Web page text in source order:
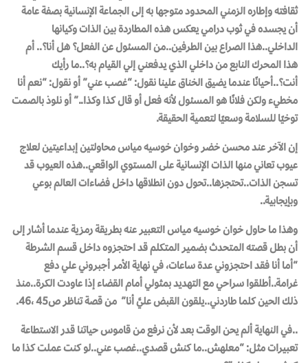
ثقافته وإطاره الزمني المحدود متوجها به إلى الجماعة الإنسانية بصفة عامة
أن يجسده في ثوب درامي يعكس هذه المطاردة بين الذات وكيانها
الداخلي..هذا الصراع بين الطرفين..من المسئول عن الفعل؟ هل أنا؟.. أم
هذا المحرك النابع من داخلي الذي يدفعني إلي القيام به؟..ما رأيك
أنت؟..أحيانًا عندما يضيق الخناق علينا نقول: “غصب عني” أو نقول: “نعم أنا
مخطيء ولكن فلانًا هو المسئول لأنه فعل أو قال كذا وكذا..” أو نلوذ بالصمت
توخيًا للسلامة وسعيًا لتعمية الحقيقة.
إن الآخر عند محسن خضر وخوان خوسيه مياس محاولتين إبداعيتين لعلاج
عيوب تعاني منها الذات الإنسانية على المستوي الواقعي..هذه العيوب قد
تسجن الذات..تحتجزها..تحول دون انطلاقها داخل فضاءات العالم بوعي
وبإيجابية..
وهذا ما حاول خوان خوسيه مياس التعبير عنه بطريقة رمزية عندما أشار إلى
أن بطل قصته المتحدث بضمير المتكلم قد احتجزوه داخل قسم الشرطة
“أما أنا فقد احتجزوني عدة ساعات، في نهاية الأمر أجبروني علي دفع
غرامة..أطلقوا سراحي مع التهديد بمثولي أمام القضاء إذا عاودت الكرة..منذ
ذلك الحين كلما طاردني..يلقون القبض عليَّ أنا” من قصة تناظر ص45 ،46.
..في النهاية ألم يحن الوقت بعد لأن نرفع من قاموس حياتنا قدر الاستطاعة
تعبيرات مثل: “معلهش..ما كنش قصدي..غصب عني..لو كنت عملت كذا ما